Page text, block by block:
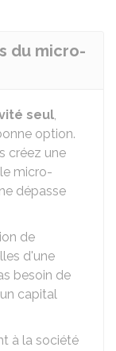
du micro-
seul,
option.
créez une
micro-
dépasse
de
d'une
besoin de
capital
à la société